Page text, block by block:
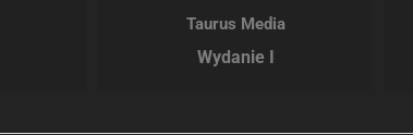
Taurus Media
Wydanie I